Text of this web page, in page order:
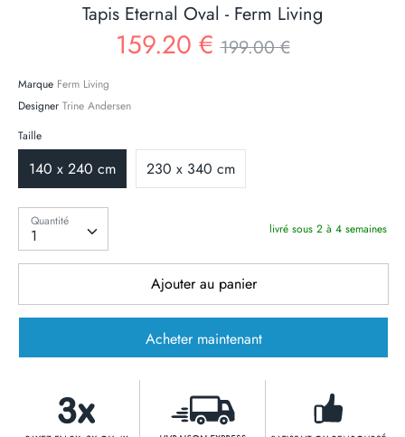
Tapis Eternal Oval - Ferm Living
159.20 €Prix
199.00 €
Marque Ferm Living
Designer Trine Andersen
Taille
140 x 240 cm 230 x 340 cm
Quantité
1
Quantité livré sous 2 à 4 semaines
Ajouter au panier
Acheter maintenant